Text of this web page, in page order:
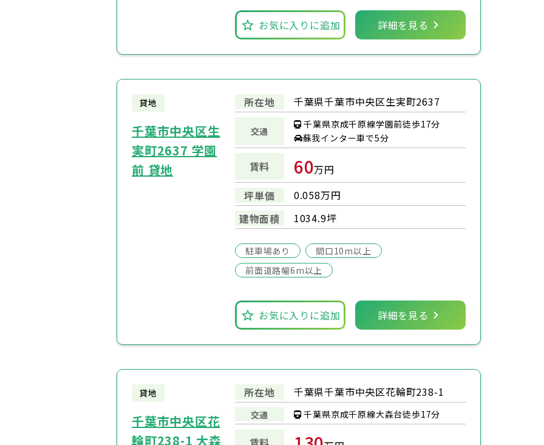
お気に入りに追加 詳細を見る
貸地
千葉市中央区生
実町2637 学園
前 貸地
所在地 千葉県千葉市中央区生実町2637
交通
千葉県京成千原線学園前徒歩17分
蘇我インター車で5分
賃料 60万円
坪単価
0.058万円
建物面積
1034.9坪
駐車場あり
間口10m以上
前面道路幅6m以上
お気に入りに追加 詳細を見る
貸地
千葉市中央区花
輪町238-1 大森
所在地 千葉県千葉市中央区花輪町238-1
交通 千葉県京成千原線大森台徒歩17分